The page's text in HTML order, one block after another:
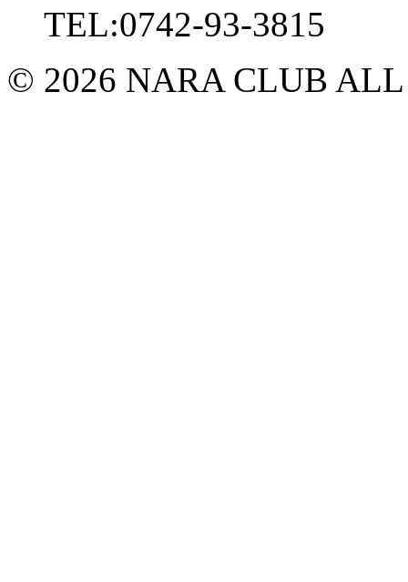
TEL:0742-93-3815
© 2026 NARA CLUB ALL